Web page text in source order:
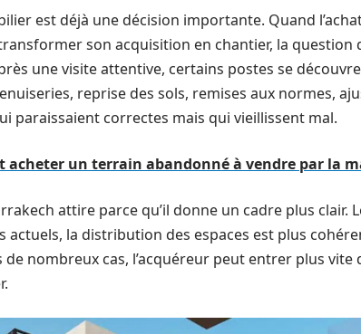
est déjà une décision importante. Quand
son acquisition en chantier, la question
une visite attentive, certains postes se
reprise des sols, remises aux normes,
paraissaient correctes mais qui vieillissent mal.
acheter un terrain abandonné à vendre par la
attire parce qu’il donne un cadre plus clair.
actuels, la distribution des espaces est plus
nombreux cas, l’acquéreur peut entrer plus vite